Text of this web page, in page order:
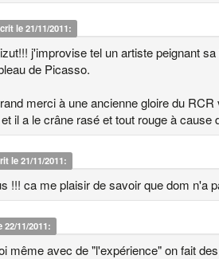
le 21/11/2011:
j'improvise tel un artiste peignant
de Picasso.
merci à une ancienne gloire du
il a le crâne rasé et tout rouge à cause
le 21/11/2011:
!!! ca me plaisir de savoir que dom n'a
11/2011:
même avec de "l'expérience" on fait